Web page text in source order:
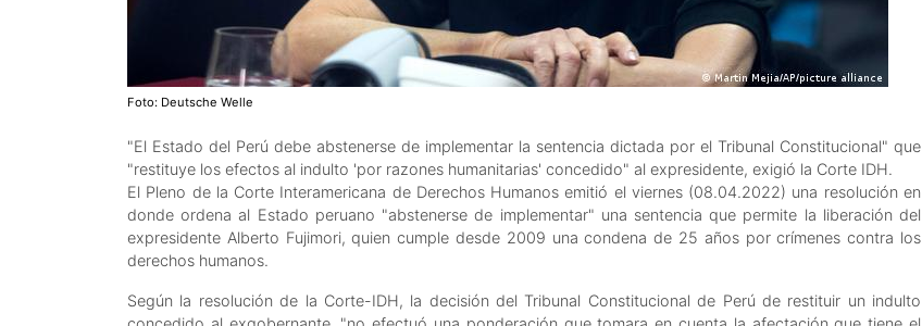
Foto: Deutsche Welle
"El Estado del Perú debe abstenerse de implementar la sentencia dictada por el Tribunal Constitucional" que
"restituye los efectos al indulto 'por razones humanitarias' concedido" al expresidente, exigió la Corte IDH.
El Pleno de la Corte Interamericana de Derechos Humanos emitió el viernes (08.04.2022) una resolución en
donde ordena al Estado peruano "abstenerse de implementar" una sentencia que permite la liberación del
expresidente Alberto Fujimori, quien cumple desde 2009 una condena de 25 años por crímenes contra los
derechos humanos.
Según la resolución de la Corte-IDH, la decisión del Tribunal Constitucional de Perú de restituir un indulto